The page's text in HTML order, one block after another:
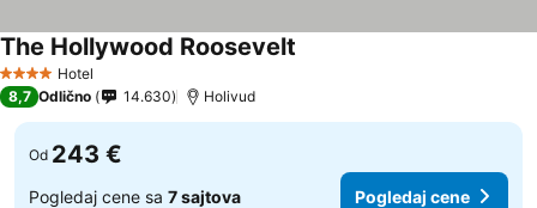
4 ZvezdiceHotel
The Hollywood Roosevelt
8,7 Odlično 14.630 Holivud
Od 243 €
Pogledaj cene sa 7 sajtova Pogledaj cene